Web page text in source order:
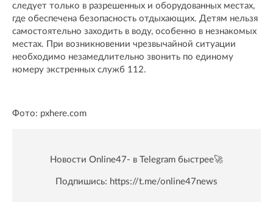
следует только в разрешенных и оборудованных местах,
где обеспечена безопасность отдыхающих. Детям нельзя
самостоятельно заходить в воду, особенно в незнакомых
местах. При возникновении чрезвычайной ситуации
необходимо незамедлительно звонить по единому
номеру экстренных служб 112.
Фото: pxhere.com
Новости Online47- в Telegram быстрее🚀
Подпишись: https://t.me/online47news